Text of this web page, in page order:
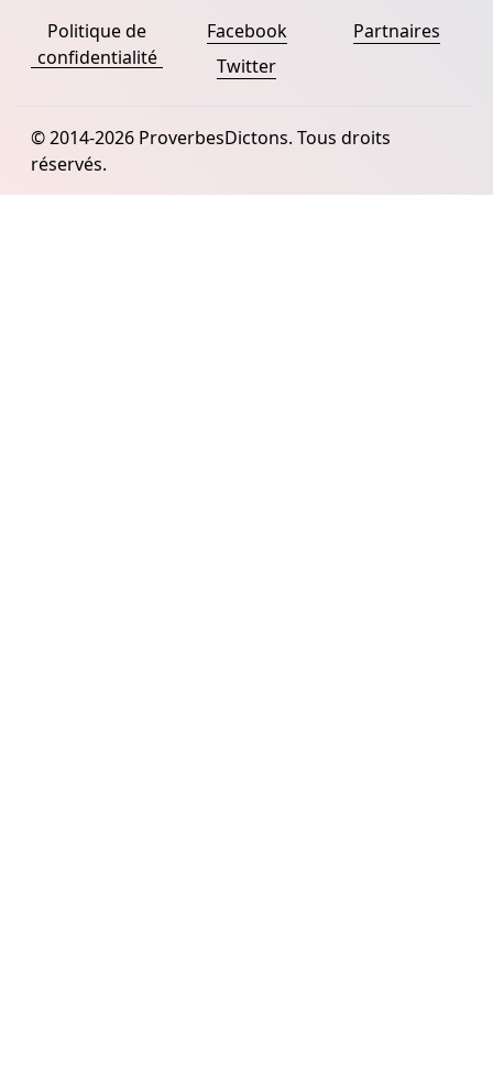
Politique de
confidentialité
Facebook
Twitter
Partnaires
© 2014-2026 ProverbesDictons. Tous droits
réservés.